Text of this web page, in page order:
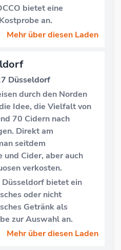
bietet eine
an.
Mehr über diesen Laden
Düsseldorf
durch den Norden
Idee, die Vielfalt von
70 Cidern nach
Direkt am
seitdem
und Cider, aber auch
verkosten.
bietet ein
oder nicht
Getränk als
zur Auswahl an.
Mehr über diesen Laden